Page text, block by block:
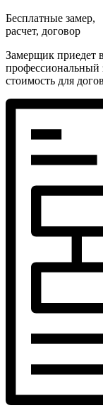
Бесплатные замер,
расчет, договор
Замерщик приедет
профессиональный
стоимость для